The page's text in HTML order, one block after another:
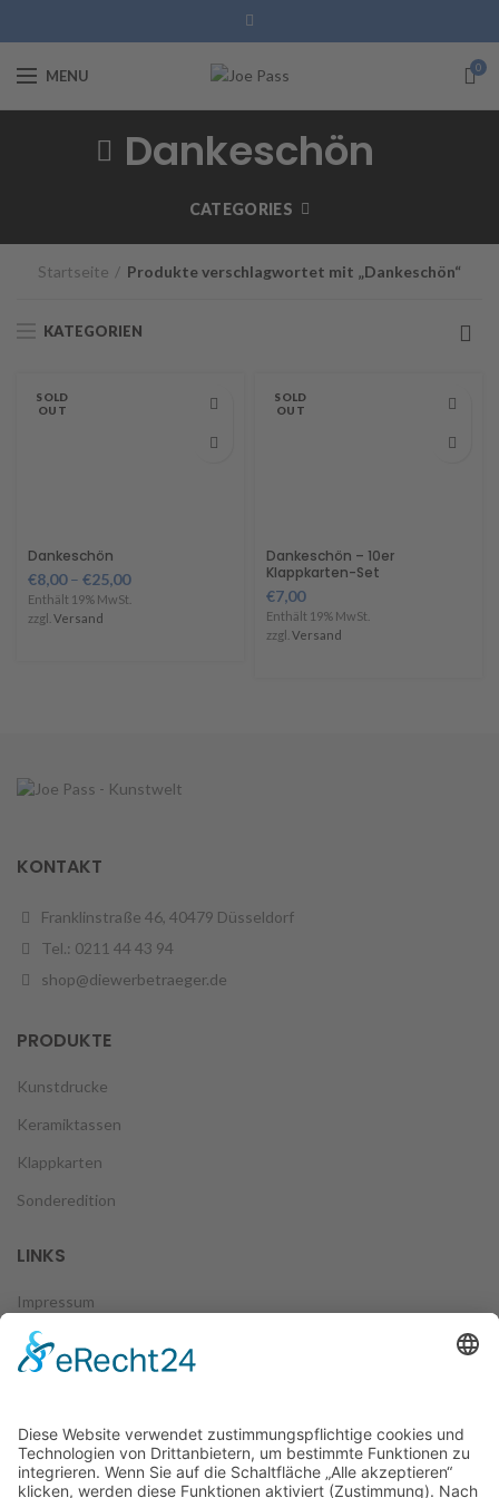
MENU 0
Dankeschön
CATEGORIES
Startseite Produkte verschlagwortet mit „Dankeschön“
KATEGORIEN
SOLD
OUT
Dankeschön
€8,00– €25,00
Enthält 19% MwSt.
zzgl. Versand
SOLD
OUT
Dankeschön – 10er
Klappkarten-Set
€7,00
Enthält 19% MwSt.
zzgl. Versand
KONTAKT
Franklinstraße 46, 40479 Düsseldorf
Tel.: 0211 44 43 94
shop@diewerbetraeger.de
PRODUKTE
Kunstdrucke
Keramiktassen
Klappkarten
Sonderedition
LINKS
Impressum
Datenschutz
Zahlungsweisen
Widerruf
AGB